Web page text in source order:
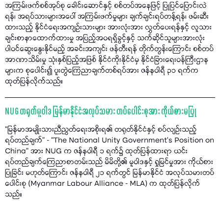
အကြမ်းဖက်စစ်အုပ်စု ခေါင်းဆောင်နှင့် စစ်တပ်အနေဖြင့် ပြုပြင်ပြောင်းလဲ
ရန်၊ အရပ်သားများအပေါ် အကြမ်းဖက်မှုများ ချက်ချင်းရပ်တန့်ရန်၊ ဖမ်းဆီး
ထားသည့် နိုင်ငံရေးအကျဉ်းသားများ အားလုံးအား လွှတ်ပေးရန်နှင့် လူသား
ချင်းစာနာထောက်ထားမှု အပြည့်အဝရရှိခွင့်နှင့် သက်ဆိုင်သူများအားလုံး
ပါဝင်ဆွေးနွေးနိုင်မည့် အခင်းအကျင်း ဖန်တီးရန် တိုက်တွန်းကြောင်း စစ်တပ်
အာဏာသိမ်းမှု သုံးနှစ်ပြည့်အဖြစ် နိုင်ငံကိုးနိုင်ငံမှ နိုင်ငံခြားရေးဝန်ကြီးဌာန
များက စုပေါင်း၍ ပူးတွဲကြေညာချက်တစ်ရပ်အား ဇန်နဝါရီ ၃၁ ရက်က
ထုတ်ပြန်လိုက်သည်။
NUG တရုတ်မူဝါဒ မြန်မာနိုင်ငံအလုပ်သမား တပ်ပေါင်းစုအား ကိုယ်စားမပြု
“မြန်မာအမျိုးသားညီညွတ်ရေးအစိုးရ၏ တရုတ်နိုင်ငံနှင့် စပ်လျဉ်းသည့်
ရပ်တည်ချက်” - “The National Unity Government’s Position on
China” အား NUG က ဇန်နဝါရီ ၁ ရက်၌ ထုတ်ပြန်ထားရာ ယင်း
ရပ်တည်ချက်ကြေညာစာတမ်းသည် မိမိတို့၏ မူဝါဒနှင့် ရှုမြင်မှုအား ကိုယ်စား
ပြုခြင်း မဟုတ်ကြောင်း ဇန်နဝါရီ ၂၁ ရက်တွင် မြန်မာနိုင်ငံ အလုပ်သမားတပ်
ပေါင်းစု (Myanmar Labour Alliance - MLA) က ထုတ်ပြန်လိုက်
သည်။